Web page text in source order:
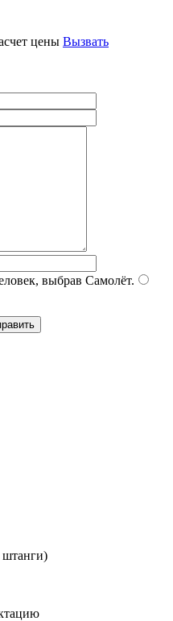
цены Вызвать
выбрав Самолёт.
штанги)